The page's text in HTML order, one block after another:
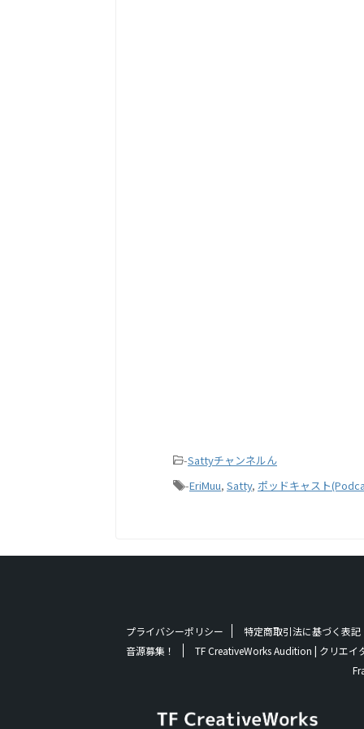
-Sattyチャンネルん
-EriMuu, Satty, ポッドキャスト
プライバシーポリシー
特定商取引法に基づく表記
音源募集！
TF CreativeWorks Audition | クリエイ